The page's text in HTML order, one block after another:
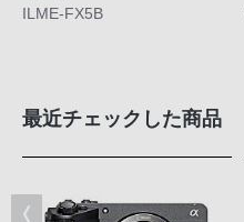
ILME-FX5B
最近チェックした商品